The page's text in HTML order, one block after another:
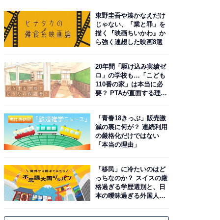
東野圭吾や湊かなえだけ
じゃない、「業と罪」を
描く『映画ちいかわ』か
ら強く連想した映画8選
20年間「駆け込み実績ゼ
ロ」の学校も…「こども
110番の家」は本当に必
要？ PTAが直面する理想
「青春18きっぷ」販売激
減の裏に何が？ 連続利用
の厳格化だけではない
「本当の理由」
「移民」に冷たいのはど
っちなのか？ スイスの厳
格過ぎる学歴選別と、日
本の曖昧過ぎる外国人政